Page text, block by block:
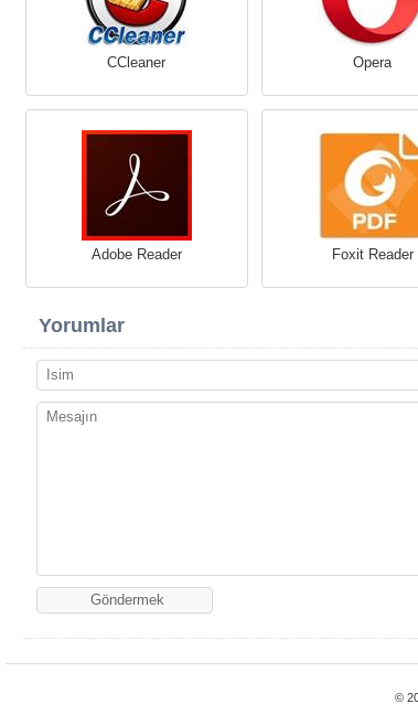
CCleaner Opera
Adobe Reader Foxit Reader
Yorumlar
©